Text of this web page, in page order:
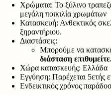
Χρώματα: Το ξύλινο
μεγάλη ποικιλία χρωμάτων
Κατασκευή: Ανθεκτικός
ξηραντήριου.
Διαστάσεις:
Μπορούμε να
διάσταση
Χώρα κατασκευής: Ελλάδα
Εγγύηση: Παρέχεται 5ετής
Ενδεικτικός χρόνος